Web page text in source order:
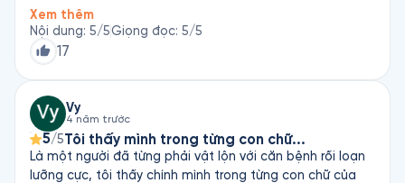
Ông, cảm ơn Tác Giả và Fonos.
Xem thêm
Nội dung: 5/5Giọng đọc: 5/5
17
Vy
4 năm trước
5/5Tôi thấy mình trong từng con chữ...
Là một người đã từng phải vật lộn với căn bệnh rối loạn
lưỡng cực, tôi thấy chính mình trong từng con chữ của